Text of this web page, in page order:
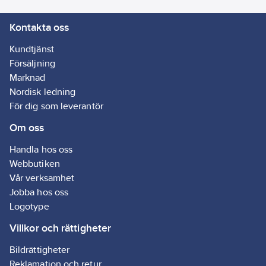
Kontakta oss
Kundtjänst
Försäljning
Marknad
Nordisk ledning
För dig som leverantör
Om oss
Handla hos oss
Webbutiken
Vår verksamhet
Jobba hos oss
Logotype
Villkor och rättigheter
Bildrättigheter